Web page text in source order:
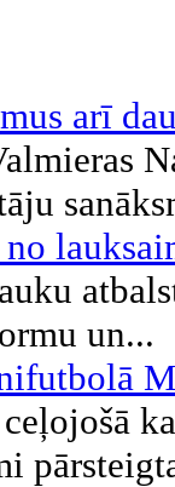
arī
un...